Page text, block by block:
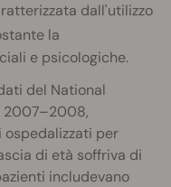
dall'utilizzo
la
e psicologiche.
del National
2007–2008,
ospedalizzati per
di età soffriva di
includevano